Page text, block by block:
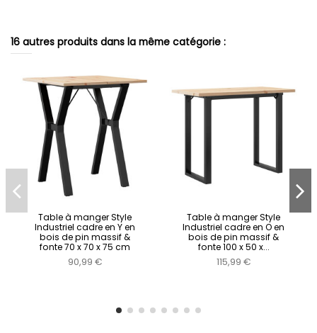
16 autres produits dans la même catégorie :
Table à manger Style
Industriel cadre en Y en
bois de pin massif &
fonte 70 x 70 x 75 cm
90,99 €
Table à manger Style
Industriel cadre en O en
bois de pin massif &
fonte 100 x 50 x...
115,99 €